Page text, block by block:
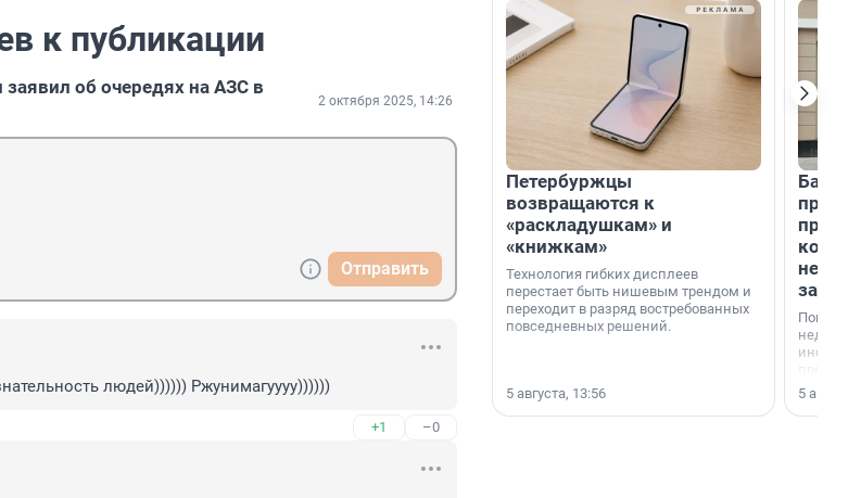
к публикации
об очередях на АЗС в
2 октября 2025, 14:26
Отправить
людей)))))) Ржунимагуууу))))))
+1 –0
Петербуржцы
возвращаются к
«раскладушкам» и
«книжкам»
Технология гибких дисплеев
перестает быть нишевым трендом и
переходит в разряд востребованных
повседневных решений.
5 августа, 13:56
Банк
Покупка
офис,
успех
5